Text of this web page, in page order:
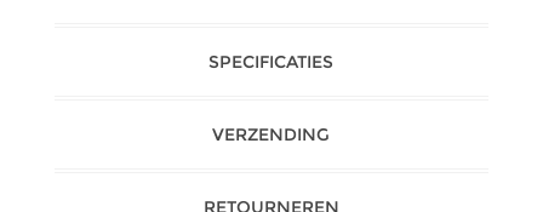
SPECIFICATIES
VERZENDING
RETOURNEREN